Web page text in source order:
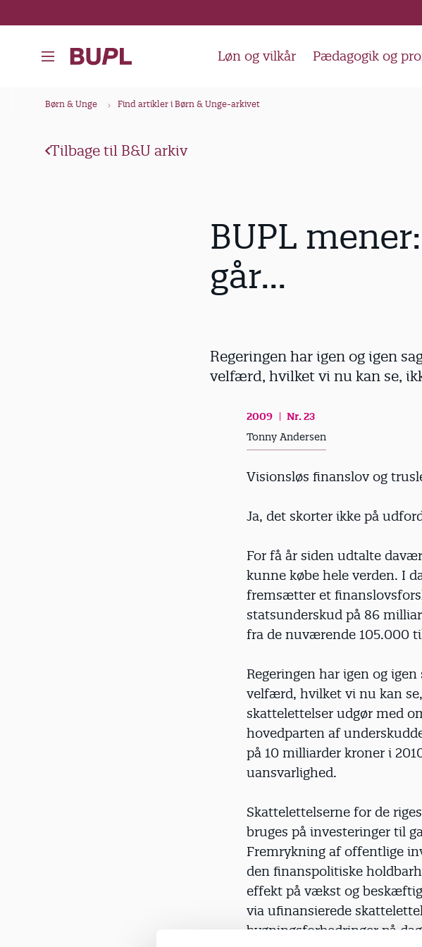
å
Løn og vilkår Pædagogik og
Børn & Unge Find artikler i Børn & Unge-arkivet
Tilbage til B&U arkiv
BUPL
går...
Regeringen har igen og igen
velfærd, hvilket vi nu kan se,
2009
Nr. 23
Tonny Andersen
Visionsløs finanslov og
Ja, det skorter ikke på
For få år siden udtalte
kunne købe hele verden. I
fremsætter et
statsunderskud på 86
fra de nuværende 105.000
Regeringen har igen og
velfærd, hvilket vi nu kan
skattelettelser udgør med
hovedparten af
på 10 milliarder kroner i
uansvarlighed.
Skattelettelserne for de
bruges på investeringer til
Fremrykning af offentlige
den finanspolitiske
effekt på vækst og
via ufinansierede
bygningsforbedringer på